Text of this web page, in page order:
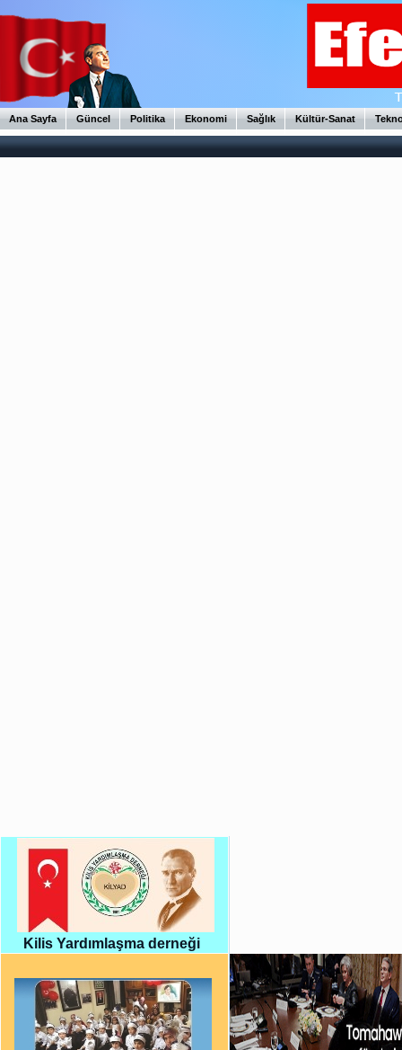
Ana Sayfa Güncel Politika Ekonomi Sağlık Kültür-Sanat
Kilis Yardımlaşma derneği